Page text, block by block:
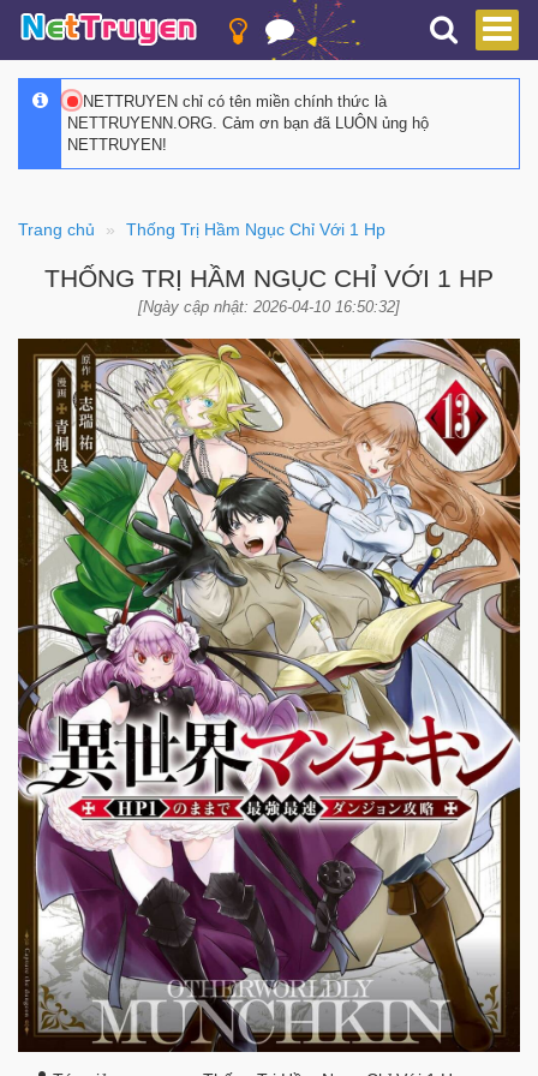
NETTRUYEN chỉ có tên miền chính thức là
NETTRUYENN.ORG. Cảm ơn bạn đã LUÔN ủng hộ
NETTRUYEN!
Trang chủ Thống Trị Hầm Ngục Chỉ Với 1 Hp
THỐNG TRỊ HẦM NGỤC CHỈ VỚI 1 HP
[Ngày cập nhật: 2026-04-10 16:50:32]